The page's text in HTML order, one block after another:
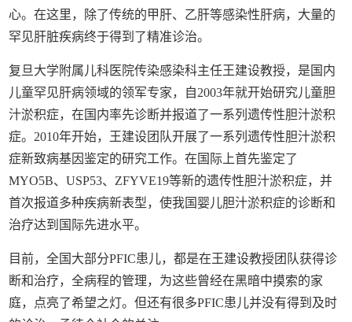
心。在这里，除了传统的甲肝、乙肝等感染性肝病，大量的
罕见肝脏疾病终于得到了精准诊治。
复旦大学附属儿科医院传染感染科主任王建设教授，是国内
儿童罕见肝病领域的领军专家，自2003年就开始研究儿童胆
汁淤积症，在国内率先诊断并报道了一系列遗传性胆汁淤积
症。2010年开始，王建设团队开展了一系列遗传性胆汁淤积
症新致病基因鉴定的研究工作。在国际上首先鉴定了
MYO5B、USP53、ZFYVE19等新的遗传性胆汁淤积症，并
首次报道多种疾病新表型，使我国婴儿胆汁淤积症的诊断和
治疗达到国际先进水平。
目前，全国大部分PFIC患儿，都是在王建设教授团队获得诊
断和治疗，全病程的管理，为这些曾经在黑暗中摸索的家
庭，点亮了希望之灯。但还有很多PFIC患儿并没有得到及时